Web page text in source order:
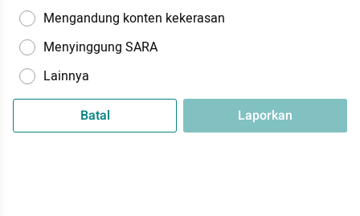
Mengandung konten kekerasan
Menyinggung SARA
Lainnya
Batal Laporkan